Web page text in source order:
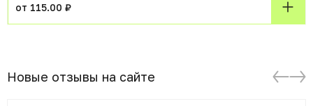
от 115.00 ₽
Новые отзывы на сайте